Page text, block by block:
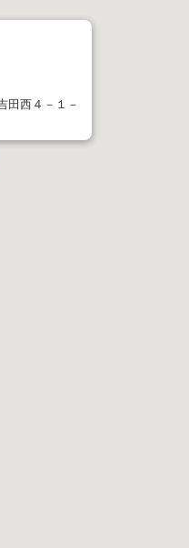
田西４－１－